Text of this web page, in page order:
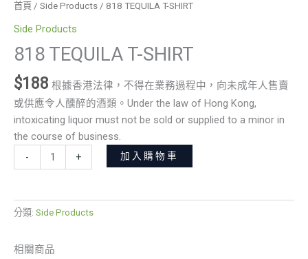
首頁 / Side Products / 818 TEQUILA T-SHIRT
Side Products
818 TEQUILA T-SHIRT
$188 根據香港法律，不得在業務過程中，向未成年人售賣
或供應令人醺醉的酒類。Under the law of Hong Kong,
intoxicating liquor must not be sold or supplied to a minor in
the course of business.
-
+ 加入購物車
分類: Side Products
相關商品